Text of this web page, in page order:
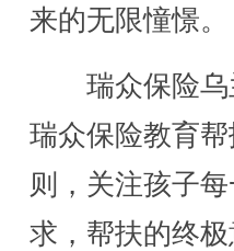
来的无限憧憬。
瑞众保险乌
瑞众保险教育
则，关注孩子
求，帮扶的终